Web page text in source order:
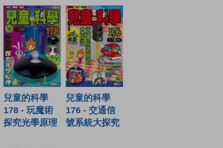
兒童的科學
178 - 玩魔術
探究光學原理
兒童的科學
176 - 交通信
號系統大探究